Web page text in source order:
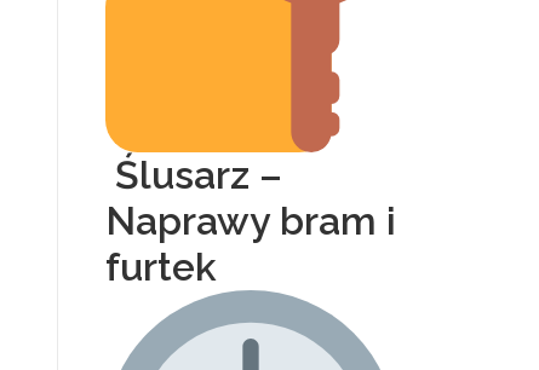
Ślusarz –
Naprawy bram i
furtek